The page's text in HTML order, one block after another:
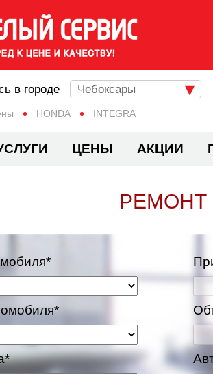
HONDA INTEGRA
в городе Чебоксары
ЦЕНЫ АКЦИИ
РЕМОНТ